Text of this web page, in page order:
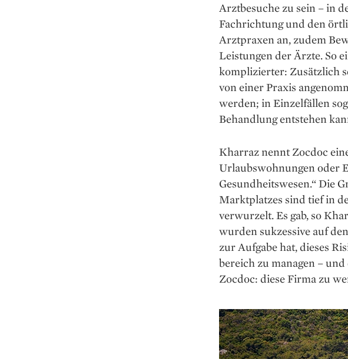
Arztbesuche zu sein – in
Fachrichtung und den
Arztpraxen an, zu­dem
Leistungen der Ärzte. So
komplizierter: Zusätzlich
von einer Praxis
werden; in Einzelfällen
Behandlung entstehen
Kharraz nennt Zocdoc
Urlaubswohnungen oder
Gesundheitswesen.“ Die
Marktplatzes sind tief in
verwurzelt. Es gab, so
wurden sukzessive auf
zur Aufgabe hat, dieses
bereich zu managen –
Zocdoc: diese Firma zu